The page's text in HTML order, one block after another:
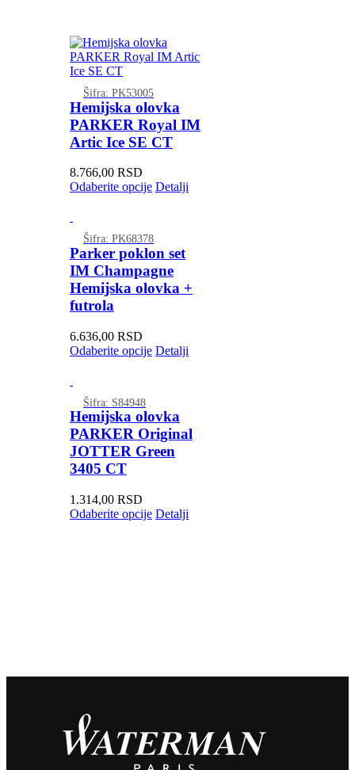
Šifra: PK53005
Hemijska olovka
PARKER Royal IM
Artic Ice SE CT
8.766,00 RSD
Odaberite opcije Detalji
Šifra: PK68378
Parker poklon set
IM Champagne
Hemijska olovka +
futrola
6.636,00 RSD
Odaberite opcije Detalji
Šifra: S84948
Hemijska olovka
PARKER Original
JOTTER Green
3405 CT
1.314,00 RSD
Odaberite opcije Detalji